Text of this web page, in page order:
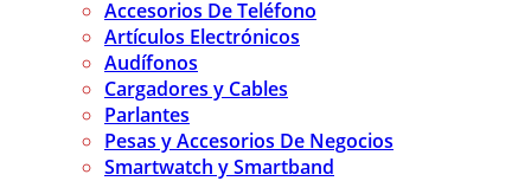
Accesorios De Teléfono
Artículos Electrónicos
Audífonos
Cargadores y Cables
Parlantes
Pesas y Accesorios De Negocios
Smartwatch y Smartband